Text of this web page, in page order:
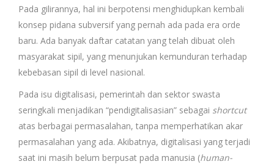
Pada gilirannya, hal ini berpotensi menghidupkan kembali
konsep pidana subversif yang pernah ada pada era orde
baru. Ada banyak daftar catatan yang telah dibuat oleh
masyarakat sipil, yang menunjukan kemunduran terhadap
kebebasan sipil di level nasional.
Pada isu digitalisasi, pemerintah dan sektor swasta
seringkali menjadikan “pendigitalisasian” sebagai shortcut
atas berbagai permasalahan, tanpa memperhatikan akar
permasalahan yang ada. Akibatnya, digitalisasi yang terjadi
saat ini masih belum berpusat pada manusia (human-